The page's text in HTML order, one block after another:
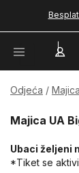
Odjeća Majica
Majica UA
Ubaci željeni
*Tiket se